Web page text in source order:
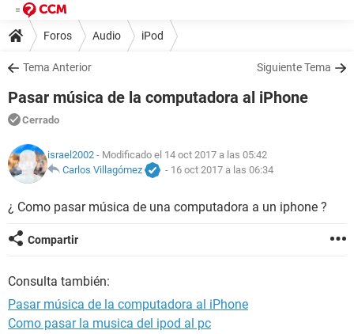
Foros Audio iPod
Tema Anterior Siguiente Tema
Pasar música de la computadora al iPhone
Cerrado
israel2002 - Modificado el 14 oct 2017 a las 05:42
Carlos Villagómez
- 16 oct 2017 a las 06:34
¿ Como pasar música de una computadora a un iphone ?
Compartir
Consulta también:
Pasar música de la computadora al iPhone
Como pasar la musica del ipod al pc